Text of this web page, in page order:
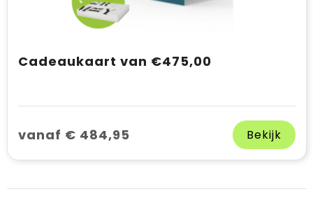
Cadeaukaart van €475,00
vanaf € 484,95 Bekijk